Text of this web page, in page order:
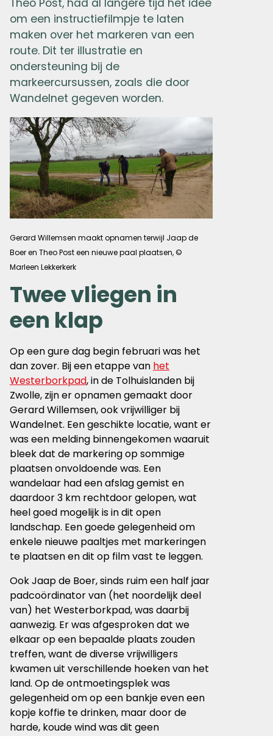
Theo Post, had al langere tijd het idee
om een instructiefilmpje te laten
maken over het markeren van een
route. Dit ter illustratie en
ondersteuning bij de
markeercursussen, zoals die door
Wandelnet gegeven worden.
Gerard Willemsen maakt opnamen terwijl Jaap de
Boer en Theo Post een nieuwe paal plaatsen, ©
Marleen Lekkerkerk
Twee vliegen in
een klap
Op een gure dag begin februari was het
dan zover. Bij een etappe van het
Westerborkpad, in de Tolhuislanden bij
Zwolle, zijn er opnamen gemaakt door
Gerard Willemsen, ook vrijwilliger bij
Wandelnet. Een geschikte locatie, want er
was een melding binnengekomen waaruit
bleek dat de markering op sommige
plaatsen onvoldoende was. Een
wandelaar had een afslag gemist en
daardoor 3 km rechtdoor gelopen, wat
heel goed mogelijk is in dit open
landschap. Een goede gelegenheid om
enkele nieuwe paaltjes met markeringen
te plaatsen en dit op film vast te leggen.
Ook Jaap de Boer, sinds ruim een half jaar
padcoördinator van (het noordelijk deel
van) het Westerborkpad, was daarbij
aanwezig. Er was afgesproken dat we
elkaar op een bepaalde plaats zouden
treffen, want de diverse vrijwilligers
kwamen uit verschillende hoeken van het
land. Op de ontmoetingsplek was
gelegenheid om op een bankje even een
kopje koffie te drinken, maar door de
harde, koude wind was dit geen